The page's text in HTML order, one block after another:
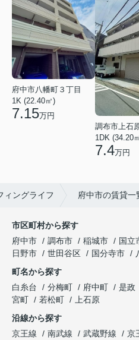
府中市八幡町３丁目
1K (22.40㎡)
7.15万円
調布市上石
1DK (34.20
7.4万円
ィングライフ 府中市の賃貸一
市区町村から探す
府中市
調布市 稲城市 国立
日野市
世田谷区 国分寺市
町名から探す
白糸台
分梅町 府中町 是政
宮町
若松町
上石原
沿線から探す
京王線
南武線 武蔵野線 京